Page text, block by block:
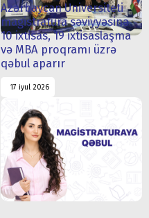
Azərbaycan Universiteti
magistratura səviyyəsinə
10 ixtisas, 19 ixtisaslaşma
və MBA proqramı üzrə
qəbul aparır
17 iyul 2026